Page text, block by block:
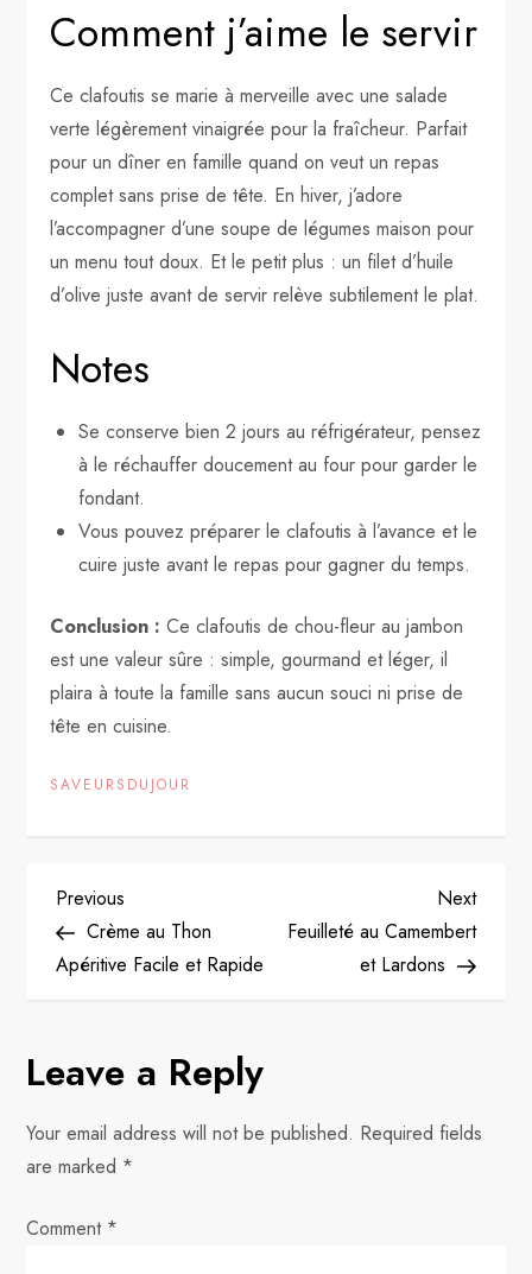
Comment j’aime le servir
Ce clafoutis se marie à merveille avec une salade
verte légèrement vinaigrée pour la fraîcheur. Parfait
pour un dîner en famille quand on veut un repas
complet sans prise de tête. En hiver, j’adore
l’accompagner d’une soupe de légumes maison pour
un menu tout doux. Et le petit plus : un filet d’huile
d’olive juste avant de servir relève subtilement le plat.
Notes
Se conserve bien 2 jours au réfrigérateur, pensez
à le réchauffer doucement au four pour garder le
fondant.
Vous pouvez préparer le clafoutis à l’avance et le
cuire juste avant le repas pour gagner du temps.
Conclusion : Ce clafoutis de chou-fleur au jambon
est une valeur sûre : simple, gourmand et léger, il
plaira à toute la famille sans aucun souci ni prise de
tête en cuisine.
SAVEURSDUJOUR
P
o
t
n
a
v
Previous
Post
Previous
Crème au Thon
Apéritive Facile et Rapide
Next
Post
Next
Feuilleté au Camembert
et Lardons
Leave a Reply
Your email address will not be published. Required fields
are marked *
Comment *